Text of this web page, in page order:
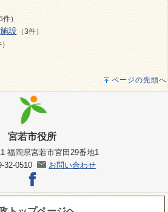
件）
設 （3件）
ページの先頭へ
宮若市役所
福岡県宮若市宮田29番地1
32-0510
お問い合わせ